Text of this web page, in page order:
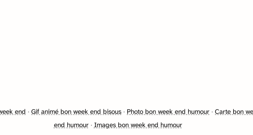
end · Gif animé bon week end bisous · Photo bon week end humour · Carte bon
end humour· Images bon week end humour